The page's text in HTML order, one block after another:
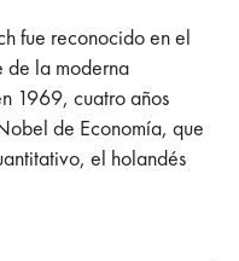
fue reconocido en el
de la moderna
1969, cuatro años
de Economía, que
el holandés